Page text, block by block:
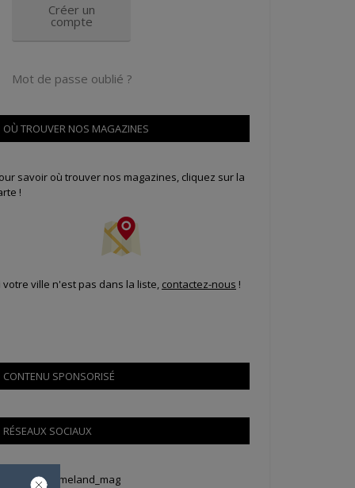
Créer un
compte
Mot de passe oublié ?
OÙ TROUVER NOS MAGAZINES
savoir où trouver nos magazines, cliquez sur la
!
votre ville n'est pas dans la liste, contactez-nous !
CONTENU SPONSORISÉ
RÉSEAUX SOCIAUX
Tweets by Animeland_mag